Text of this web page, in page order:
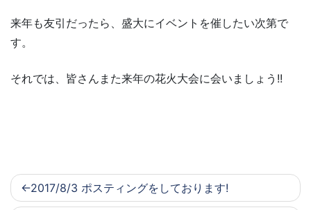
来年も友引だったら、盛大にイベントを催したい次第で
す。
それでは、皆さんまた来年の花火大会に会いましょう!!
2017/8/3 ポスティングをしております!